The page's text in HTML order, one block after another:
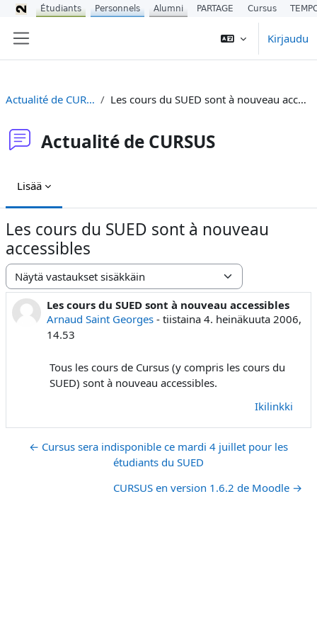
Kirjaudu
Actualité de CURSUS Les cours du SUED sont à nouveau accessibles
Actualité de CURSUS
Lisää
Les cours du SUED sont à nouveau
accessibles
Näytön tila
Les cours du SUED sont à nouveau accessibles
Arnaud Saint Georges- tiistaina 4. heinäkuuta 2006,
14.53
Vastausten määrä: 0
Tous les cours de Cursus (y compris les cours du
SUED) sont à nouveau accessibles.
Ikilinkki
← Cursus sera indisponible ce mardi 4 juillet pour les
étudiants du SUED
CURSUS en version 1.6.2 de Moodle →
Étudiants Personnels Alumni PARTAGE Cursus